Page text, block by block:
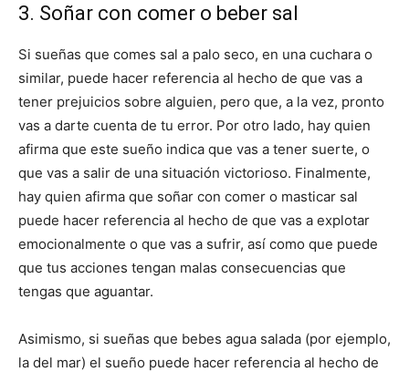
3. Soñar con comer o beber sal
Si sueñas que comes sal a palo seco, en una cuchara o
similar, puede hacer referencia al hecho de que vas a
tener prejuicios sobre alguien, pero que, a la vez, pronto
vas a darte cuenta de tu error. Por otro lado, hay quien
afirma que este sueño indica que vas a tener suerte, o
que vas a salir de una situación victorioso. Finalmente,
hay quien afirma que soñar con comer o masticar sal
puede hacer referencia al hecho de que vas a explotar
emocionalmente o que vas a sufrir, así como que puede
que tus acciones tengan malas consecuencias que
tengas que aguantar.
Asimismo, si sueñas que bebes agua salada (por ejemplo,
la del mar) el sueño puede hacer referencia al hecho de